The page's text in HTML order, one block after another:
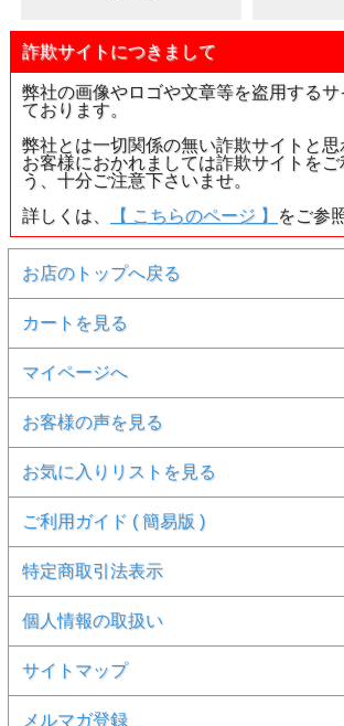
詐欺サイトにつきまして
弊社の画像やロゴや文章等を盗用する
ております。
弊社とは一切関係の無い詐欺サイトと思
お客様におかれましては詐欺サイトをご
う、十分ご注意下さいませ。
詳しくは、
【 こちらのページ 】 をご参
お店のトップへ戻る
カートを見る
マイページへ
お客様の声を見る
お気に入りリストを見る
ご利用ガイド ( 簡易版 )
特定商取引法表示
個人情報の取扱い
サイトマップ
メルマガ登録